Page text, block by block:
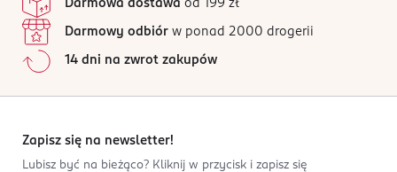
3 031445 002103Wszystkie opinie są zweryfikowane zakupem.
4
0%
2
1
0%
Darmowa dostawa od 199 zł
Darmowy odbiór w ponad 2000 drogerii
14 dni na zwrot zakupów
Zapisz się na newsletter!
Lubisz być na bieżąco? Kliknij w przycisk i zapisz się